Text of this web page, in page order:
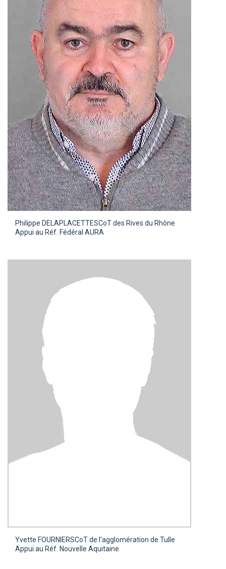
Philippe DELAPLACETTESCoT des Rives du Rhône
Appui au Réf. Fédéral AURA
Yvette FOURNIERSCoT de l'agglomération de Tulle
Appui au Réf. Nouvelle Aquitaine